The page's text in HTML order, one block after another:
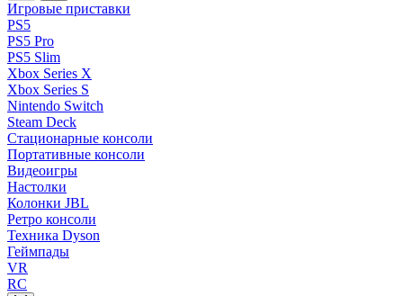
Игровые приставки
PS5
PS5 Pro
PS5 Slim
Xbox Series X
Xbox Series S
Nintendo Switch
Steam Deck
Стационарные консоли
Портативные консоли
Видеоигры
Настолки
Колонки JBL
Ретро консоли
Техника Dyson
Геймпады
VR
RC